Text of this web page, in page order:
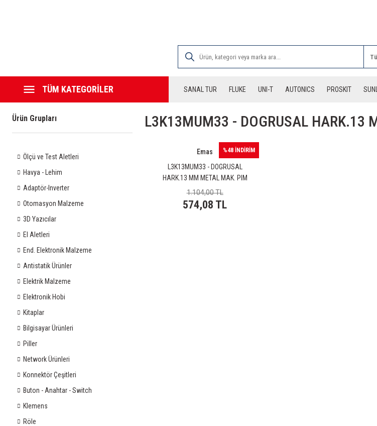
TÜM KATEGORİLER SANAL TUR FLUKE UNI-T AUTONICS PROSKIT
Ürün Grupları
Ölçü ve Test Aletleri
Havya - Lehim
Adaptör-Inverter
Otomasyon Malzeme
3D Yazıcılar
El Aletleri
End. Elektronik Malzeme
Antistatik Ürünler
Elektrik Malzeme
Elektronik Hobi
Kitaplar
Bilgisayar Ürünleri
Piller
Network Ürünleri
Konnektör Çeşitleri
Buton - Anahtar - Switch
Klemens
Röle
L3K13MUM33 - DOGRUSAL HARK.13
%48 İNDİRİM
Emas
L3K13MUM33 - DOGRUSAL
HARK.13 MM METAL MAK. PIM
1.104,00 TL
574,08 TL